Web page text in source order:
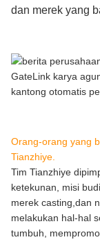
dan merek yang
Orang-orang yang
Tianzhiye.
Tim Tianzhiye
ketekunan, misi
merek casting,dan
melakukan hal-hal
tumbuh,